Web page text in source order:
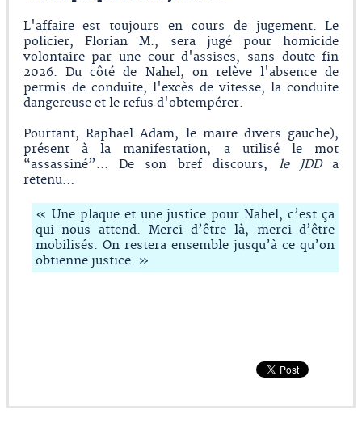
L'affaire est toujours en cours de jugement. Le
policier, Florian M., sera jugé pour homicide
volontaire par une cour d'assises, sans doute fin
2026. Du côté de Nahel, on relève l'absence de
permis de conduite, l'excès de vitesse, la conduite
dangereuse et le refus d'obtempérer.
Pourtant, Raphaël Adam, le maire divers gauche),
présent à la manifestation, a utilisé le mot
“assassiné”… De son bref discours, le JDDa
retenu…
« Une plaque et une justice pour Nahel, c’est ça
qui nous attend. Merci d’être là, merci d’être
mobilisés. On restera ensemble jusqu’à ce qu’on
obtienne justice. »